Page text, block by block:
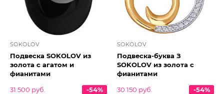
SOKOLOV
Подвеска SOKOLOV из
золота с агатом и
фианитами
31 500 руб.
-54%
SOKOLOV
Подвеска-буква З
SOKOLOV из золота с
фианитами
30 150 руб.
-54%